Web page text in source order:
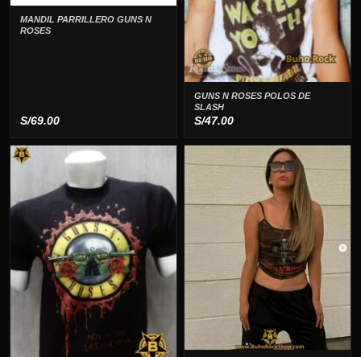
MANDIL PARRILLERO GUNS N
ROSES
S/69.00
GUNS N ROSES POLOS DE
SLASH
S/47.00